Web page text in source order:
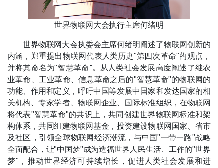
世界物联网大会执行主席何绪明
世界物联网大会执委会主席何绪明阐述了物联网创新的
内涵，郑重提出物联网代表人类历史"第四次革命"的观点，
并将其命名为"智慧革命"。从人类社会发展高度阐述了继农
业革命、工业革命、信息革命之后的"智慧革命"的物联网的
功能、作用和定义，呼吁中国等发展中国家和发达国家的相
关机构、专家学者、物联网企业、国际标准组织，在物联网
将代表"智慧革命"的共识上，共同创建世界物联网标准和架
构体系，共同组建物联网基金，投资建设物联网国家、省市
及社区，引领全球物联网经济潮流，与中国"一带一路"战略
全面配合，让"中国梦"成为造福世界人民生活、工作的"世界
梦"，推动世界经济可持续增长，促进人类社会发展和进